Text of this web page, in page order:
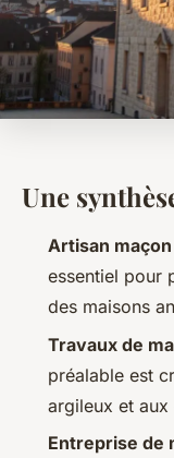
Une
Artisan maçon
essentiel pour
des maisons
Travaux de
préalable est
argileux et aux
Entreprise de